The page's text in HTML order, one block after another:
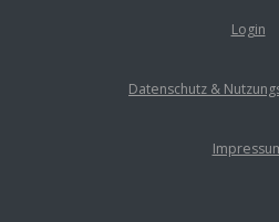
Login
Datenschutz &